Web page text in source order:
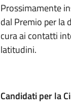
Prossimamente
dal Premio per la
cura ai contatti
latitudini.
Candidati per la